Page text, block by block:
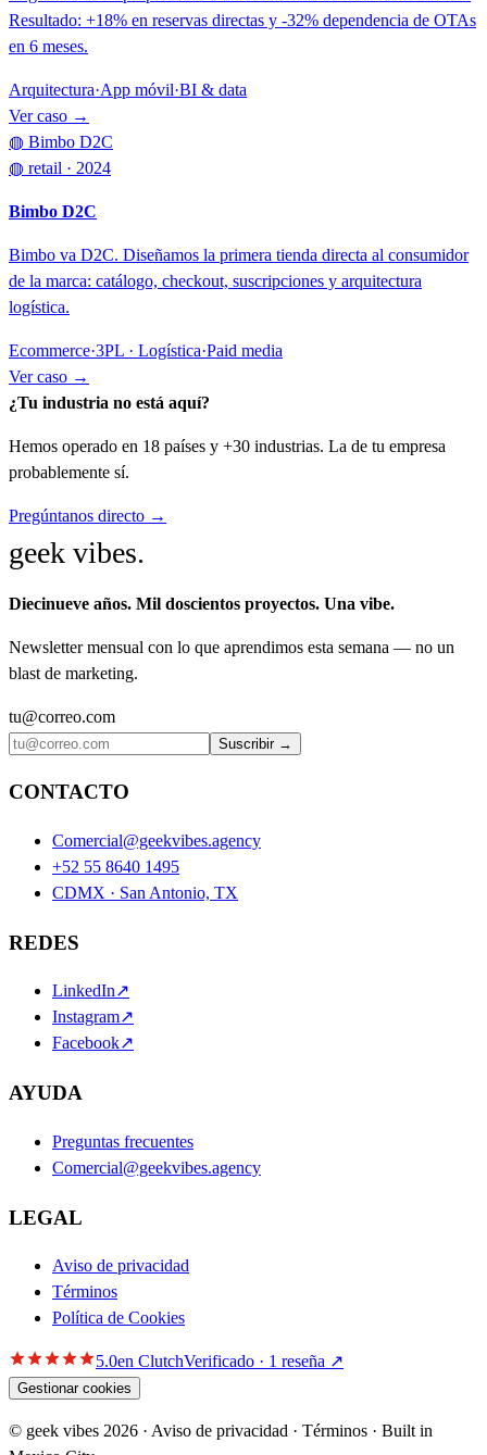
Resultado: +18% en reservas directas y -32% dependencia de OTAs
en 6 meses.
Arquitectura·App móvil·BI & data
Ver caso →
◍ Bimbo D2C
◍ retail · 2024
Bimbo D2C
Bimbo va D2C. Diseñamos la primera tienda directa al consumidor
de la marca: catálogo, checkout, suscripciones y arquitectura
logística.
Ecommerce·3PL · Logística·Paid media
Ver caso →
¿Tu industria no está aquí?
Hemos operado en 18 países y +30 industrias. La de tu empresa
probablemente sí.
Pregúntanos directo →
geek vibes.
Diecinueve años. Mil doscientos proyectos. Una vibe.
Newsletter mensual con lo que aprendimos esta semana — no un
blast de marketing.
tu@correo.com
Suscribir →
CONTACTO
Comercial@geekvibes.agency
+52 55 8640 1495
CDMX · San Antonio, TX
REDES
LinkedIn↗
Instagram↗
Facebook↗
AYUDA
Preguntas frecuentes
Comercial@geekvibes.agency
LEGAL
Aviso de privacidad
Términos
Política de Cookies
5.0en ClutchVerificado · 1 reseña ↗
Gestionar cookies
© geek vibes 2026 · Aviso de privacidad · Términos · Built in